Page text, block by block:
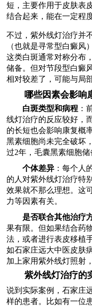
短，主要作用于皮肤表
结合起来，能在一定程
不过，紫外线灯治疗并
（也就是寻常型白癜风
这类白斑通常对称分布
储备。但对节段型白癜
相对较差了，可能与局
哪些因素会影响
白斑类型和病程 ：
线灯治疗的反应较好，
的长短也会影响康复概
黑素细胞尚未完全破坏
过2年，毛囊黑素细胞储
个体差异 ：每个人
的人对紫外线灯治疗特
效果就不那么理想。这
力等因素有关。
是否联合其他治疗
果有限。但如果结合药
法，或者进行表皮移植
如石家庄远大中医皮肤
加上家用紫外线灯照射
紫外线灯治疗的
说到实际案例，石家庄
样的患者。比如有一位